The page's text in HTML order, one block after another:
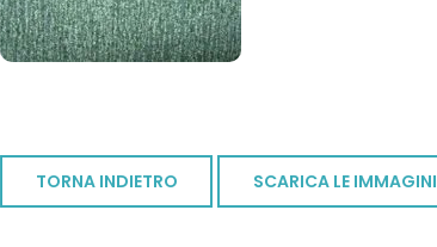
TORNA INDIETRO SCARICA LE IMMAGINI